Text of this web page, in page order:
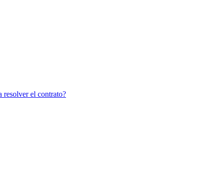
resolver el contrato?